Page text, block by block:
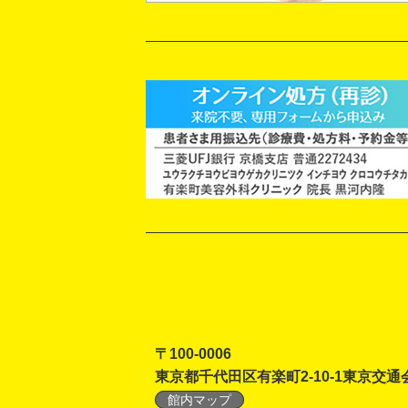
〒100-0006
東京都千代田区有楽町2-10-1東京交通
館内マップ